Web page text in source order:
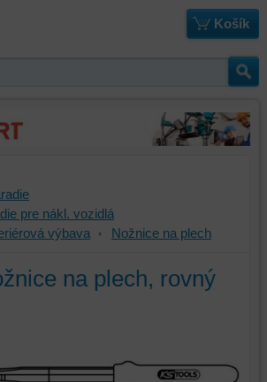
Košík
pre nákl. vozidlá
výbava
Nožnice na plech
na plech, rovný